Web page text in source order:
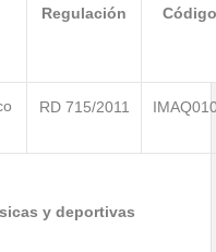
Regulación
RD 715/2011
y deportivas